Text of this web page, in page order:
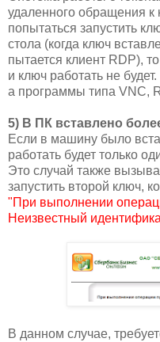
удаленного обращения к
попытаться запустить
стола (когда ключ
пытается клиент RDP),
и ключ работать не
а программы типа VNC,
5) В ПК вставлено
Если в машину было
работать будет только
Это случай также
запустить второй ключ,
"При выполнении
Неизвестный
В данном случае,